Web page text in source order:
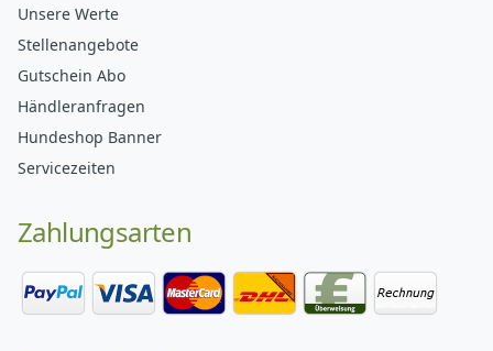
Unsere Werte
Stellenangebote
Gutschein Abo
Händleranfragen
Hundeshop Banner
Servicezeiten
Zahlungsarten